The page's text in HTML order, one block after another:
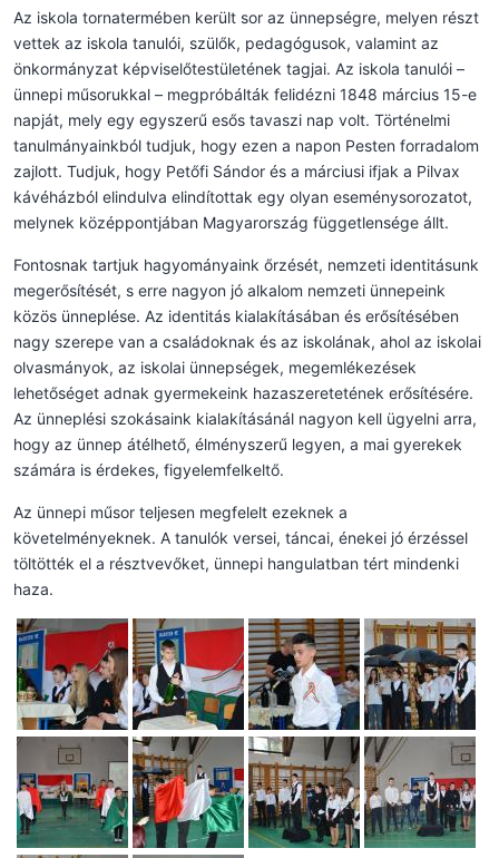
Az iskola tornatermében került sor az ünnepségre, melyen részt
vettek az iskola tanulói, szülők, pedagógusok, valamint az
önkormányzat képviselőtestületének tagjai. Az iskola tanulói –
ünnepi műsorukkal – megpróbálták felidézni 1848 március 15-e
napját, mely egy egyszerű esős tavaszi nap volt. Történelmi
tanulmányainkból tudjuk, hogy ezen a napon Pesten forradalom
zajlott. Tudjuk, hogy Petőfi Sándor és a márciusi ifjak a Pilvax
kávéházból elindulva elindítottak egy olyan eseménysorozatot,
melynek középpontjában Magyarország függetlensége állt.
Fontosnak tartjuk hagyományaink őrzését, nemzeti identitásunk
megerősítését, s erre nagyon jó alkalom nemzeti ünnepeink
közös ünneplése. Az identitás kialakításában és erősítésében
nagy szerepe van a családoknak és az iskolának, ahol az iskolai
olvasmányok, az iskolai ünnepségek, megemlékezések
lehetőséget adnak gyermekeink hazaszeretetének erősítésére.
Az ünneplési szokásaink kialakításánál nagyon kell ügyelni arra,
hogy az ünnep átélhető, élményszerű legyen, a mai gyerekek
számára is érdekes, figyelemfelkeltő.
Az ünnepi műsor teljesen megfelelt ezeknek a
követelményeknek. A tanulók versei, táncai, énekei jó érzéssel
töltötték el a résztvevőket, ünnepi hangulatban tért mindenki
haza.